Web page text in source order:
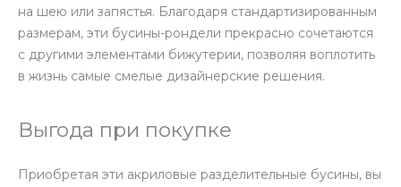
на шею или запястья. Благодаря стандартизированным
размерам, эти бусины-рондели прекрасно сочетаются
с другими элементами бижутерии, позволяя воплотить
в жизнь самые смелые дизайнерские решения.
Выгода при покупке
Приобретая эти акриловые разделительные бусины, вы